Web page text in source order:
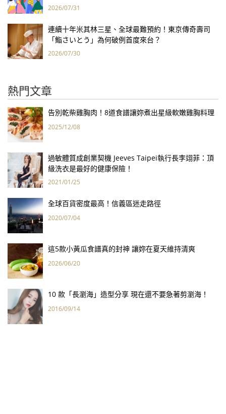
2026/07/31
連續十年米其林三星、全球最難預約！東京傳奇壽司
「鮨さいとう」為何破例首度來台？
2026/07/30
熱門文章
告別乾柴雞胸肉！8道食譜讓妳煮出星級軟嫩雞胸料理
2025/12/08
過敏體質成創業契機 Jeeves Taipei執行長李翊菲：頂
級洗衣是最好的健康保險！
2021/01/25
全球百貨密度最高！信義區迷走路徑
2020/07/04
這5款小黃瓜食譜真的封神 讓妳在夏天維持清爽
2026/06/20
10 款「長瀏海」造型分享 現在還不要急著剪瀏海！
2016/09/14